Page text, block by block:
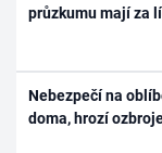
průzkumu mají za
Nebezpečí na
doma, hrozí